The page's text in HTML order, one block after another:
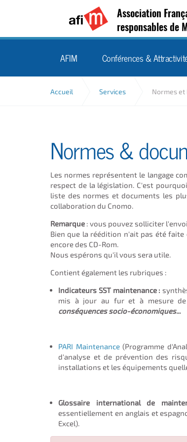
Association
responsables de
AFIM Conférences &
Accueil Services Normes et
Normes &
Les normes représentent le langage
respect de la législation. C'est
liste des normes et documents les
collaboration du Cnomo.
Remarque : vous pouvez solliciter
Bien que la réédition n'ait pas été
encore des CD-Rom.
Nous espérons qu'il vous sera utile.
Contient également les rubriques :
Indicateurs SST maintenance :
mis à jour au fur et à mesure
conséquences socio-économiques...
PARI Maintenance(Programme
d'analyse et de prévention des
installations et les équipements
Glossaire international de
essentiellement en anglais et
Excel).